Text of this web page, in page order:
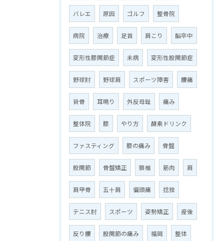
バレエ 原因 ゴルフ 整骨院
病院 治療 足首 肩こり 脳卒中
変形性膝関節症 未病 変形性股関節症
野球肘 野球肩 スポーツ障害 腰痛
背骨 耳鳴り 外反母趾 痛み
整体院 膝 やり方 酵素ドリンク
ファスティング 膝の痛み 骨盤
股関節 骨盤矯正 頚椎 筋肉 肩
肩甲骨 五十肩 偏頭痛 捻挫
テニス肘 スポーツ 姿勢矯正 産後
反り腰 股関節の痛み 福岡 整体